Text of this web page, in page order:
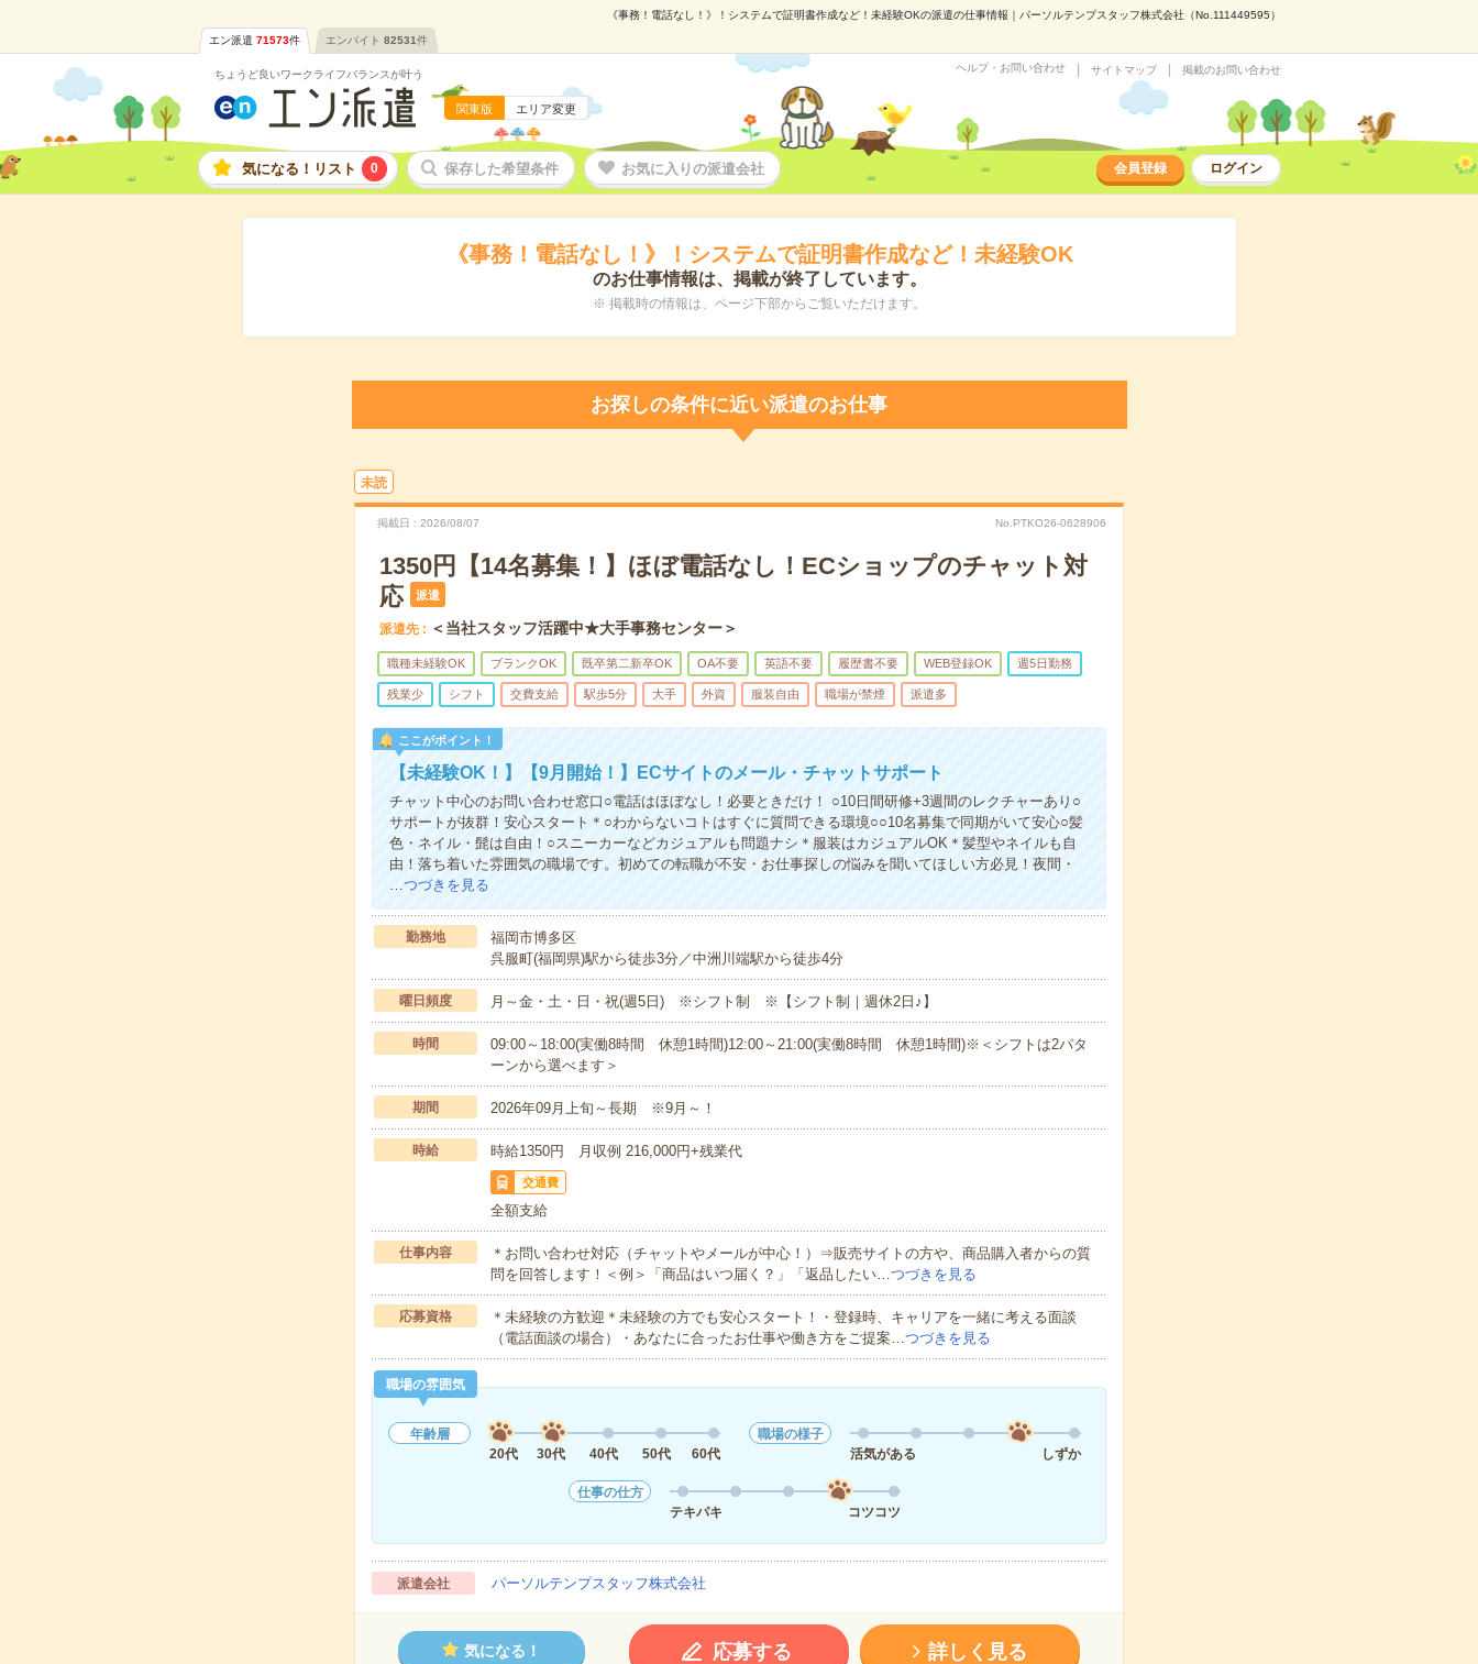
《事務！電話なし！》！システムで証明書作成など！未経験OKの派遣の仕事情報｜パーソルテンプスタッフ株式会社（No.111449595）
エン派遣 71573件 エンバイト 82531件
ちょうど良いワークライフバランスが叶う
関東版 エリア変更
ヘルプ・お問い合わせ サイトマップ 掲載のお問い合わせ
気になる！リスト 0 保存した希望条件 お気に入りの派遣会社 会員登録 ログイン
《事務！電話なし！》！システムで証明書作成など！未経験OK
のお仕事情報は、掲載が終了しています。
※ 掲載時の情報は、ページ下部からご覧いただけます。
お探しの条件に近い派遣のお仕事
未読
掲載日 2026/08/07 No.PTKO26-0628906
1350円【14名募集！】ほぼ電話なし！ECショップのチャット対
応
派遣
派遣先 ＜当社スタッフ活躍中★大手事務センター＞
職種未経験OK ブランクOK 既卒第二新卒OK OA不要 英語不要 履歴書不要 WEB登録OK 週5日勤務
残業少 シフト 交費支給 駅歩5分 大手 外資 服装自由 職場が禁煙 派遣多
ここがポイント！
【未経験OK！】【9月開始！】ECサイトのメール・チャットサポート
チャット中心のお問い合わせ窓口○電話はほぼなし！必要ときだけ！ ○10日間研修+3週間のレクチャーあり○
サポートが抜群！安心スタート＊○わからないコトはすぐに質問できる環境○○10名募集で同期がいて安心○髪
色・ネイル・髭は自由！○スニーカーなどカジュアルも問題ナシ＊服装はカジュアルOK＊髪型やネイルも自
由！落ち着いた雰囲気の職場です。初めての転職が不安・お仕事探しの悩みを聞いてほしい方必見！夜間・
…つづきを見る
勤務地
福岡市博多区
呉服町(福岡県)駅から徒歩3分／中洲川端駅から徒歩4分
曜日頻度 月～金・土・日・祝(週5日) ※シフト制 ※【シフト制｜週休2日♪】
時間
09:00～18:00(実働8時間 休憩1時間)12:00～21:00(実働8時間 休憩1時間)※＜シフトは2パタ
ーンから選べます＞
期間 2026年09月上旬～長期 ※9月～！
時給 時給1350円 月収例 216,000円+残業代
交通費
全額支給
仕事内容
＊お問い合わせ対応（チャットやメールが中心！）⇒販売サイトの方や、商品購入者からの質
問を回答します！＜例＞「商品はいつ届く？」「返品したい…つづきを見る
応募資格
＊未経験の方歓迎＊未経験の方でも安心スタート！・登録時、キャリアを一緒に考える面談
（電話面談の場合）・あなたに合ったお仕事や働き方をご提案…つづきを見る
職場の雰囲気
年齢層
20代
30代 40代 50代 60代
職場の様子
活気がある
しずか
仕事の仕方
テキパキ
コツコツ
派遣会社 パーソルテンプスタッフ株式会社
気になる！ 応募する 詳しく見る